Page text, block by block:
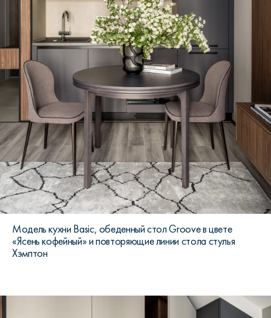
Модель кухни Basic, обеденный стол Groove в цвете
«Ясень кофейный» и повторяющие линии стола стулья
Хэмптон